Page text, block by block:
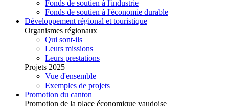
Fonds de soutien à l'industrie
Fonds de soutien à l'économie durable
Développement régional et touristique
Organismes régionaux
Qui sont-ils
Leurs missions
Leurs prestations
Projets 2025
Vue d'ensemble
Exemples de projets
Promotion du canton
Promotion de la place économique vaudoise